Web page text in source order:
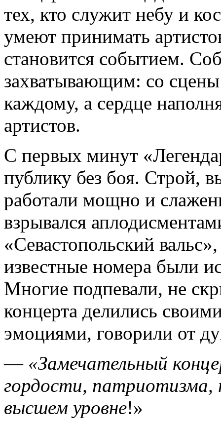
тех, кто служит небу и
умеют принимать
становится событием.
захватывающим: со
каждому, а сердце
артистов.
С первых минут
публику без боя. Строй,
работали мощно и
взрывался
«Севастопольский
известные номера были
Многие подпевали, не
концерта делились
эмоциями, говорили от
— «Замечательный
гордости, патриотизма,
высшем уровне!»